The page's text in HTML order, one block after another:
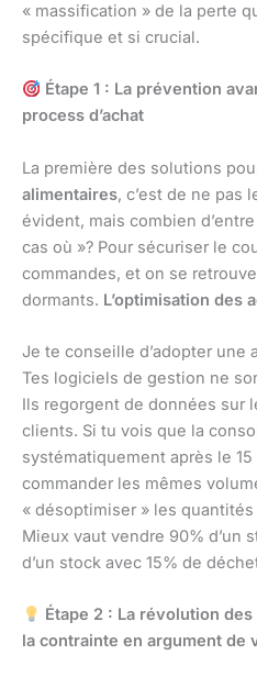
« massification » de la perte
spécifique et si crucial.
Étape 1 : La prévention
process d’achat
La première des solutions
alimentaires, c’est de ne pas
évident, mais combien
cas où »? Pour sécuriser le
commandes, et on se
dormants. L’optimisation des
Je te conseille d’adopter une
Tes logiciels de gestion ne
Ils regorgent de données sur
clients. Si tu vois que la
systématiquement après le
commander les mêmes
« désoptimiser » les
Mieux vaut vendre 90% d’un
d’un stock avec 15% de
Étape 2 : La révolution
la contrainte en argument de